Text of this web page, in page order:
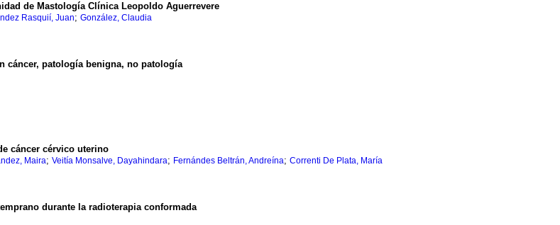
de Mastología Clínica Leopoldo Aguerrevere
Rasquií, Juan; González, Claudia
cáncer, patología benigna, no patología
cáncer cérvico uterino
Maira; Veitía Monsalve, Dayahindara; Fernándes Beltrán, Andreína; Correnti De Plata, María
durante la radioterapia conformada